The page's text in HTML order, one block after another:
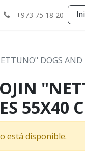
+973 75 18 20
DOGS AND
55X40
está disponible.